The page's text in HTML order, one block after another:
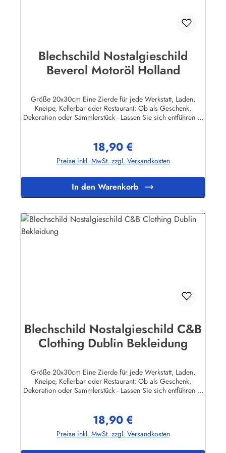
Blechschild Nostalgieschild
Beverol Motoröl Holland
Größe 20x30cm Eine Zierde für jede Werkstatt, Laden,
Kneipe, Kellerbar oder Restaurant: Ob als Geschenk,
Dekoration oder Sammlerstück - Lassen Sie sich entführen in
Sie sich und Ihren Freunden eine dekorative Erinnerung an
die gute alte Zeit! Unsere Blechschilder sind in Super-Qualität
aus hochwertigem Metall (Stahlblech) gefertigt. Die
Lebensdauer ist damit garantiert. Wir verkaufen nur original
lizensierte Werbeschilder. Nicht jeder Markenartikel -
Hersteller hat seine Metallschilder zum öffentlichen Verkauf
Industrie BPPM GmbHPorschestr. 921423 Winsen
(Luhe)info@heartofireland.eu
Regulärer Preis:
18,90 €
Preise inkl. MwSt. zzgl. Versandkosten
In den Warenkorb
Blechschild Nostalgieschild C&B
Clothing Dublin Bekleidung
Größe 20x30cm Eine Zierde für jede Werkstatt, Laden,
Kneipe, Kellerbar oder Restaurant: Ob als Geschenk,
Dekoration oder Sammlerstück - Lassen Sie sich entführen in
Sie sich und Ihren Freunden eine dekorative Erinnerung an
die gute alte Zeit! Unsere Blechschilder sind in Super-Qualität
aus hochwertigem Metall (Stahlblech) gefertigt. Die
Regulärer Preis:
18,90 €
Preise inkl. MwSt. zzgl. Versandkosten